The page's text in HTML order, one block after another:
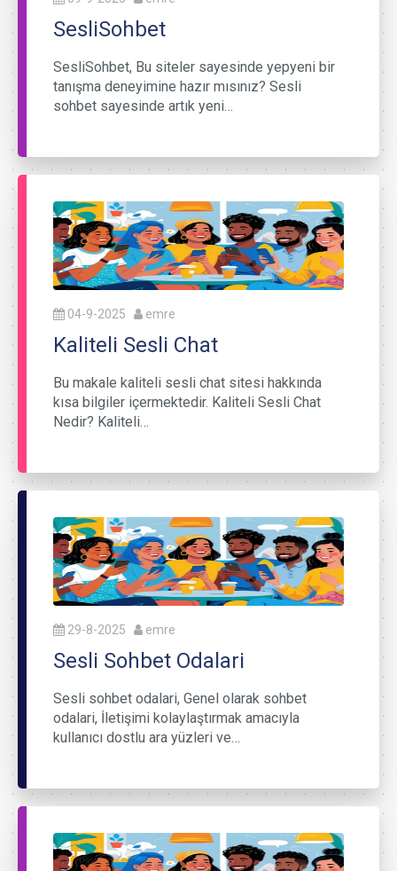
SesliSohbet
SesliSohbet, Bu siteler sayesinde yepyeni bir
tanışma deneyimine hazır mısınız? Sesli
sohbet sayesinde artık yeni…
04-9-2025 emre
Kaliteli Sesli Chat
Bu makale kaliteli sesli chat sitesi hakkında
kısa bilgiler içermektedir. Kaliteli Sesli Chat
Nedir? Kaliteli…
29-8-2025 emre
Sesli Sohbet Odalari
Sesli sohbet odalari, Genel olarak sohbet
odalari, İletişimi kolaylaştırmak amacıyla
kullanıcı dostlu ara yüzleri ve…